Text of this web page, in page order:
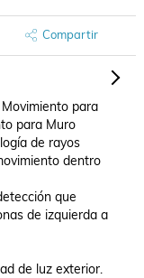
Compartir
para
para Muro
de rayos
dentro
que
de izquierda a
de luz exterior.